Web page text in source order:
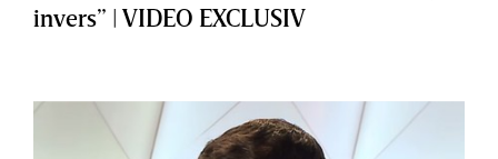
invers” | VIDEO EXCLUSIV